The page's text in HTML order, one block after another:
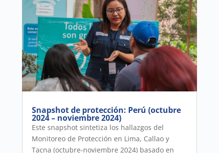
Snapshot de protección: Perú (octubre
2024 – noviembre 2024)
Este snapshot sintetiza los hallazgos del
Monitoreo de Protección en Lima, Callao y
Tacna (octubre-noviembre 2024) basado en